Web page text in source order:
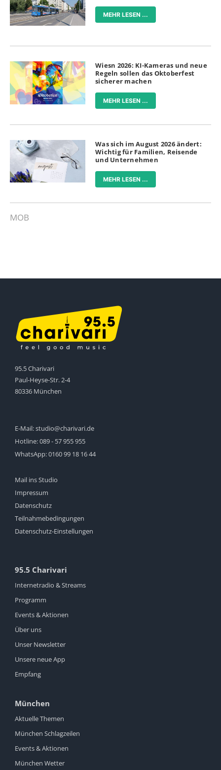
MEHR LESEN ...
Wiesn 2026: KI-Kameras und neue
Regeln sollen das Oktoberfest
sicherer machen
MEHR LESEN ...
Was sich im August 2026 ändert:
Wichtig für Familien, Reisende
und Unternehmen
MEHR LESEN ...
MOB
95.5 Charivari
Paul-Heyse-Str. 2-4
80336 München
E-Mail:studio@charivari.de
Hotline:089 - 57 955 955
WhatsApp:0160 99 18 16 44
Mail ins Studio
Impressum
Datenschutz
Teilnahmebedingungen
Datenschutz-Einstellungen
95.5 Charivari
Internetradio & Streams
Programm
Events & Aktionen
Über uns
Unser Newsletter
Unsere neue App
Empfang
München
Aktuelle Themen
München Schlagzeilen
Events & Aktionen
München Wetter